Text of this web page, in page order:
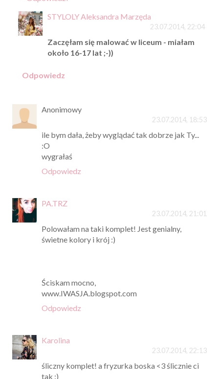
STYLOLY Aleksandra Marzęda
23.07.2014, 22:04
Zaczęłam się malować w liceum - miałam
około 16-17 lat ;-))
Odpowiedz
Anonimowy
23.07.2014, 18:53
ile bym dała, żeby wyglądać tak dobrze jak Ty...
:O
wygrałaś
Odpowiedz
PA.TRZ
23.07.2014, 21:01
Polowałam na taki komplet! Jest genialny,
świetne kolory i krój :)
Ściskam mocno,
www.IWASJA.blogspot.com
Odpowiedz
Karolina
23.07.2014, 22:13
śliczny komplet! a fryzurka boska <3 ślicznie ci
tak :)